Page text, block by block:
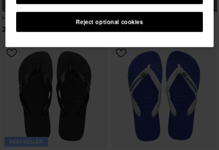
Havaianas Brasil Logo
29,99 €
BESTSELLER
Reject optional cookies